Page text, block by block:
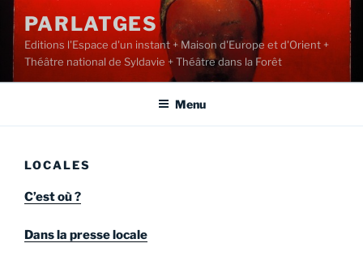
Aller
contenu
principal
PARLATGES
Editions l'Espace d'un instant + Maison d'Europe et d'Orient +
Théâtre national de Syldavie + Théâtre dans la Forêt
Menu
LOCALES
C’est où ?
Dans la presse locale